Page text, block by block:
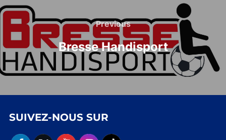
Navigation
de
l’article
Previous
Previous
Bresse Handisport
SUIVEZ-NOUS SUR